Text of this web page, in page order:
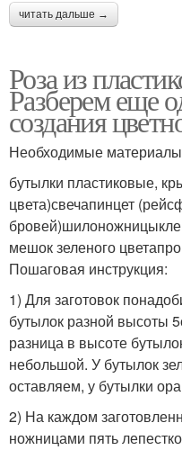
читать дальше →
Роза из
Разберем еще
создания
Необходимые
бутылки пластиковые,
цвета)свечапинцет
мешок зеленого
Пошаговая инструкция:
1) Для заготовок
бутылок разной высоты
разница в высоте
небольшой. У бутылок
оставляем, у бутылки
2) На каждом
ножницами пять